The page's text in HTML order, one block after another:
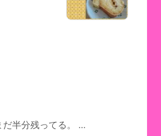
半分残ってる。 ...